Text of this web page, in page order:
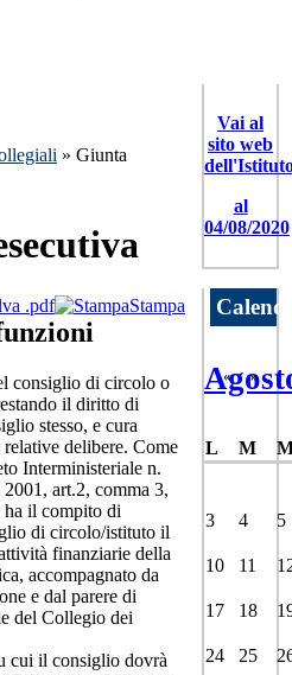
» Giunta
Stampa
.pdf
consiglio di circolo o
il diritto di
stesso, e cura
relative delibere. Come
Interministeriale n.
art.2, comma 3,
il compito di
di circolo/istituto il
finanziarie della
accompagnato da
e dal parere di
del Collegio dei
cui il consiglio dovrà
Vai al
sito web
al
04/08/2020
« »
L M
3 4 5
10 11
17 18
24 25